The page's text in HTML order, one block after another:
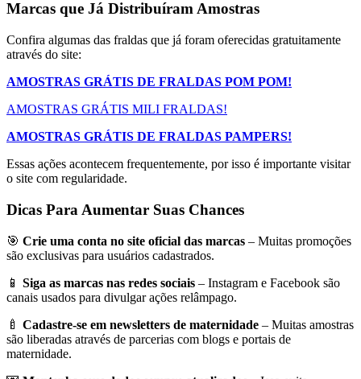
Marcas que Já Distribuíram Amostras
Confira algumas das fraldas que já foram oferecidas gratuitamente
através do site:
AMOSTRAS GRÁTIS DE FRALDAS POM POM!
AMOSTRAS GRÁTIS MILI FRALDAS!
AMOSTRAS GRÁTIS DE FRALDAS PAMPERS!
Essas ações acontecem frequentemente, por isso é importante visitar
o site com regularidade.
Dicas Para Aumentar Suas Chances
🎯 Crie uma conta no site oficial das marcas – Muitas promoções
são exclusivas para usuários cadastrados.
📱 Siga as marcas nas redes sociais – Instagram e Facebook são
canais usados para divulgar ações relâmpago.
🍼 Cadastre-se em newsletters de maternidade – Muitas amostras
são liberadas através de parcerias com blogs e portais de
maternidade.